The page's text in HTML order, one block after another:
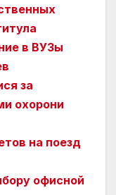
в ВУЗы
за
охорони
на поезд
офисной